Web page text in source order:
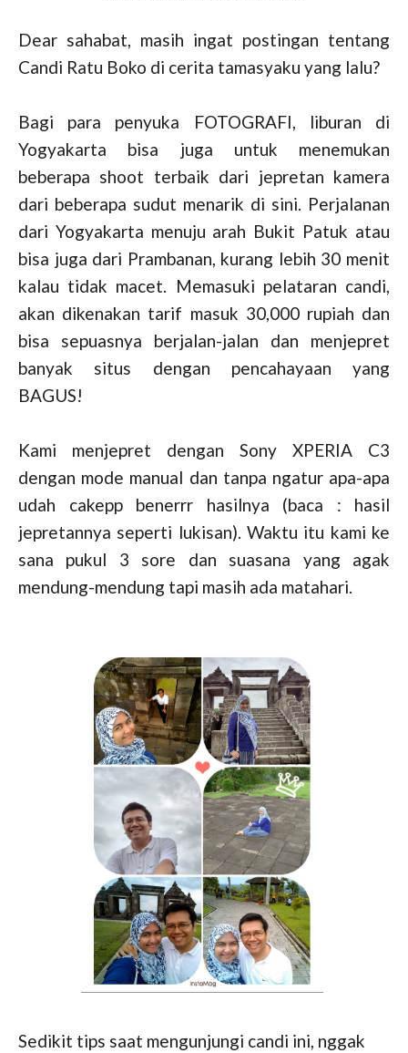
Dear sahabat, masih ingat postingan tentang
Candi Ratu Boko di cerita tamasyaku yang lalu?
Bagi para penyuka FOTOGRAFI, liburan di
Yogyakarta bisa juga untuk menemukan
beberapa shoot terbaik dari jepretan kamera
dari beberapa sudut menarik di sini. Perjalanan
dari Yogyakarta menuju arah Bukit Patuk atau
bisa juga dari Prambanan, kurang lebih 30 menit
kalau tidak macet. Memasuki pelataran candi,
akan dikenakan tarif masuk 30,000 rupiah dan
bisa sepuasnya berjalan-jalan dan menjepret
banyak situs dengan pencahayaan yang
BAGUS!
Kami menjepret dengan Sony XPERIA C3
dengan mode manual dan tanpa ngatur apa-apa
udah cakepp benerrr hasilnya (baca : hasil
jepretannya seperti lukisan). Waktu itu kami ke
sana pukul 3 sore dan suasana yang agak
mendung-mendung tapi masih ada matahari.
Sedikit tips saat mengunjungi candi ini, nggak